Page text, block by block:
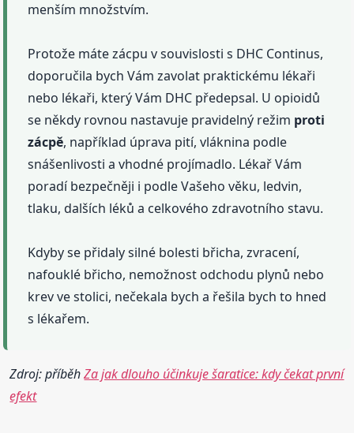
menším množstvím.
Protože máte zácpu v souvislosti s DHC Continus,
doporučila bych Vám zavolat praktickému lékaři
nebo lékaři, který Vám DHC předepsal. U opioidů
se někdy rovnou nastavuje pravidelný režim proti
zácpě, například úprava pití, vláknina podle
snášenlivosti a vhodné projímadlo. Lékař Vám
poradí bezpečněji i podle Vašeho věku, ledvin,
tlaku, dalších léků a celkového zdravotního stavu.
Kdyby se přidaly silné bolesti břicha, zvracení,
nafouklé břicho, nemožnost odchodu plynů nebo
krev ve stolici, nečekala bych a řešila bych to hned
s lékařem.
Zdroj: příběhZa jak dlouho účinkuje šaratice: kdy čekat první
efekt